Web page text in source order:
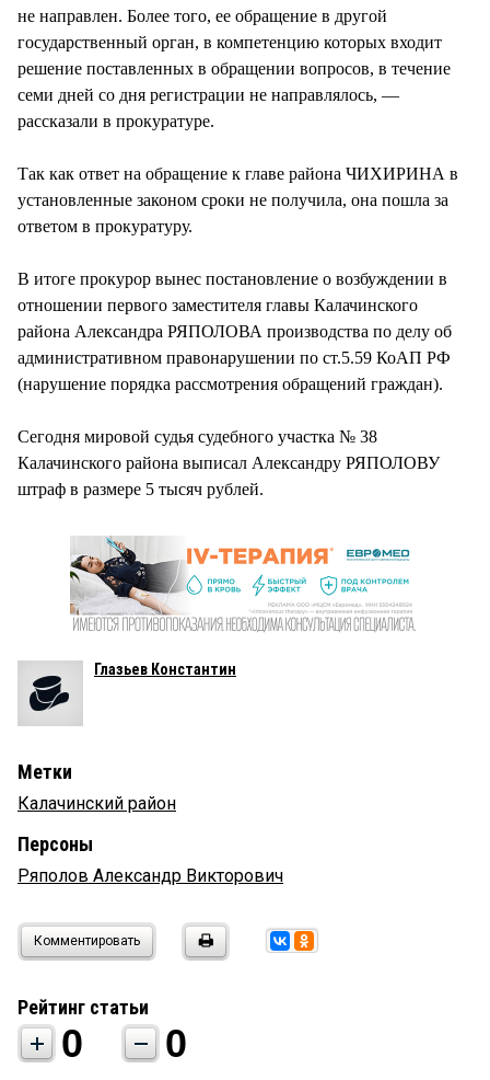
не направлен. Более того, ее обращение в другой
государственный орган, в компетенцию которых входит
решение поставленных в обращении вопросов, в течение
семи дней со дня регистрации не направлялось, —
рассказали в прокуратуре.
Так как ответ на обращение к главе района ЧИХИРИНА в
установленные законом сроки не получила, она пошла за
ответом в прокуратуру.
В итоге прокурор вынес постановление о возбуждении в
отношении первого заместителя главы Калачинского
района Александра РЯПОЛОВА производства по делу об
административном правонарушении по ст.5.59 КоАП РФ
(нарушение порядка рассмотрения обращений граждан).
Сегодня мировой судья судебного участка № 38
Калачинского района выписал Александру РЯПОЛОВУ
штраф в размере 5 тысяч рублей.
Глазьев Константин
Метки
Калачинский район
Персоны
Ряполов Александр Викторович
Комментировать
Рейтинг статьи
0 0